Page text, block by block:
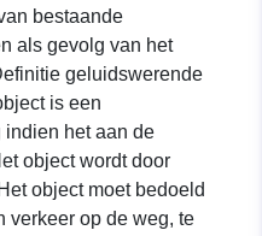
bestaande
als gevolg van het
geluidswerende
is een
het aan de
object wordt door
object moet bedoeld
verkeer op de weg, te